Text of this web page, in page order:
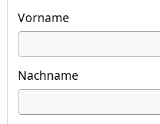
Vorname
Nachname